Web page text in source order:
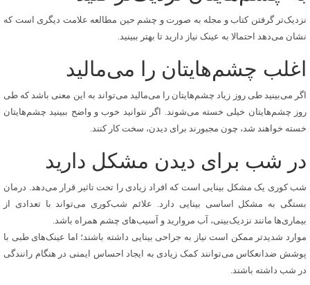
نزدیک‌تر گرفتن کتاب و مجله به صورت و چشم حین مطالعه علامت دیگری است که
نشان می‌دهد احتمالا به عینک نیاز دارید تا بهتر ببینید.
اغلب چشم‌هایتان را می‌مالید
اگر می‌بینید طی روز زیاد چشم‌هایتان را می‌مالید می‌تواند به این معنی باشد که طی
روز چشم‌هایتان خیلی خسته می‌شوند. اگر نتوانید خوب و واضح ببینید چشم‌هایتان
خسته خواهند شد، چون مجبورند برای دیدن، سخت کار کنند.
در شب برای دیدن مشکل دارید
شب کوری یک مشکل بینایی است که افراد زیادی را تحت تاثیر قرار می‌دهد. درمان
بستگی به مشکل اساسی بینایی دارد. علائم شب‌کوری می‌تواند با تعدادی از
بیماری‌ها مانند نزدیک‌بینی، آب مروارید و آسیب‌های چشم همراه باشد.
موارد شدیدتر ممکن است نیاز به جراحی بینایی داشته باشند؛ اما عینک‌های طبی با
پوشش ضدانعکاس می‌توانند کمک زیادی به ایجاد احساس ایمنی در هنگام رانندگی
در شب داشته باشند.